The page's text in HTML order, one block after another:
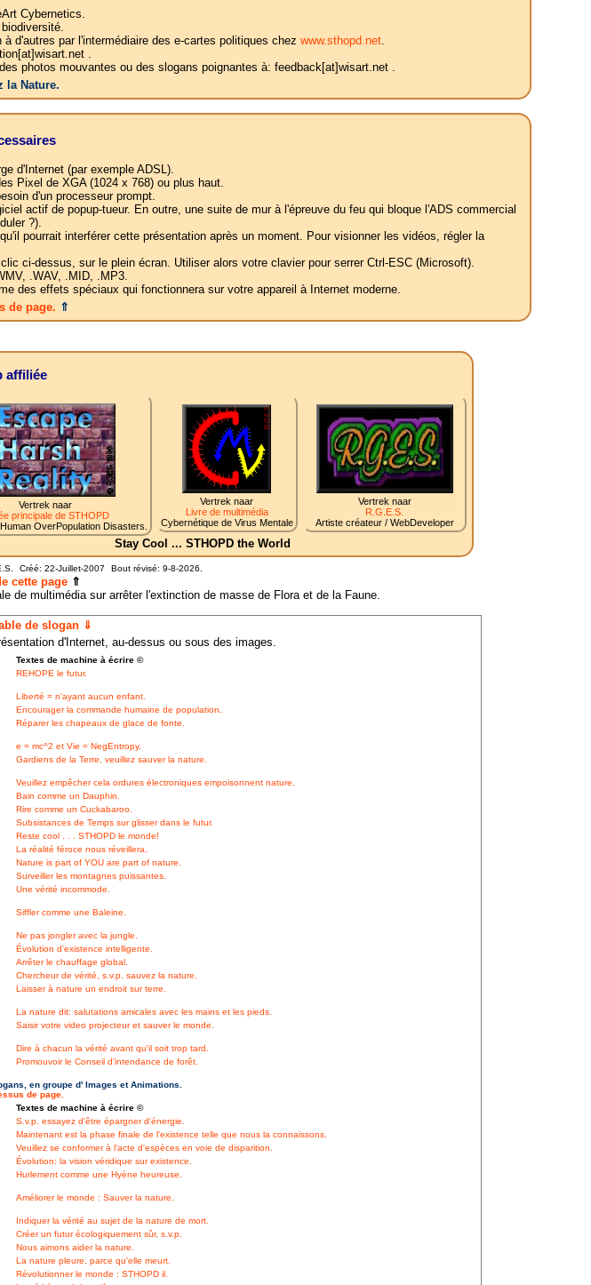
Cybernetics.
d'autres par l'intermédiaire des e-cartes politiques chez www.sthopd.net.
.
photos mouvantes ou des slogans poignantes à: feedback[at]wisart.net .
la Nature.
d'Internet (par exemple ADSL).
Pixel de XGA (1024 x 768) ou plus haut.
d'un processeur prompt.
actif de popup-tueur. En outre, une suite de mur à l'épreuve du feu qui bloque l'ADS commercial
?).
pourrait interférer cette présentation après un moment. Pour visionner les vidéos, régler la
ci-dessus, sur le plein écran. Utiliser alors votre clavier pour serrer Ctrl-ESC (Microsoft).
.WAV, .MID, .MP3.
des effets spéciaux qui fonctionnera sur votre appareil à Internet moderne.
de page. ⇑
affiliée
Vertrek naar
principale de STHOPD
OverPopulation Disasters.
Vertrek naar
Livre de multimédia
Cybernétique de Virus Mentale
Vertrek naar
R.G.E.S.
Artiste créateur / WebDeveloper
Stay Cool ... STHOPD the World
Créé: 22-Juillet-2007 Bout révisé: 9-8-2026.
cette page⇑
de multimédia sur arrêter l'extinction de masse de Flora et de la Faune.
de slogan ⇓
d'Internet, au-dessus ou sous des images.
Textes de machine à écrire ©
REHOPE le futur.
Liberté = n'ayant aucun enfant.
Encourager la commande humaine de population.
Réparer les chapeaux de glace de fonte.
e = mc^2 et Vie = NegEntropy.
Gardiens de la Terre, veuillez sauver la nature.
Veuillez empêcher cela ordures électroniques empoisonnent nature.
Bain comme un Dauphin.
Rire comme un Cuckabaroo.
Subsistances de Temps sur glisser dans le futur.
Reste cool . . . STHOPD le monde!
La réalité féroce nous réveillera.
Nature is part of YOU are part of nature.
Surveiller les montagnes puissantes.
Une vérité incommode.
Siffler comme une Baleine.
Ne pas jongler avec la jungle.
Évolution d'existence intelligente.
Arrêter le chauffage global.
Chercheur de vérité, s.v.p. sauvez la nature.
Laisser à nature un endroit sur terre.
La nature dit: salutations amicales avec les mains et les pieds.
Saisir votre video projecteur et sauver le monde.
Dire à chacun la vérité avant qu'il soit trop tard.
Promouvoir le Conseil d'intendance de forêt.
en groupe d' Images et Animations.
de page.
Textes de machine à écrire ©
S.v.p. essayez d'être épargner d'énergie.
Maintenant est la phase finale de l'existence telle que nous la connaissons.
Veuillez se conformer à l'acte d'espèces en voie de disparition.
Évolution: la vision véridique sur existence.
Hurlement comme une Hyène heureuse.
Améliorer le monde : Sauver la nature.
Indiquer la vérité au sujet de la nature de mort.
Créer un futur écologiquement sûr, s.v.p.
Nous aimons aider la nature.
La nature pleure, parce qu'elle meurt.
Révolutionner le monde : STHOPD il.